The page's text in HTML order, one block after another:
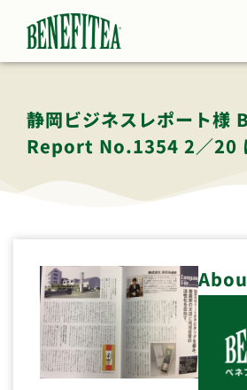
静岡ビジネスレポート様
Report No.1354 2／20